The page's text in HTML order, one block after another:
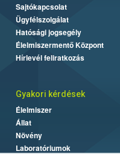
Sajtókapcsolat
Ügyfélszolgálat
Hatósági jogsegély
Élelmiszermentő Központ
Hírlevél feliratkozás
Gyakori kérdések
Élelmiszer
Állat
Növény
Laboratóriumok